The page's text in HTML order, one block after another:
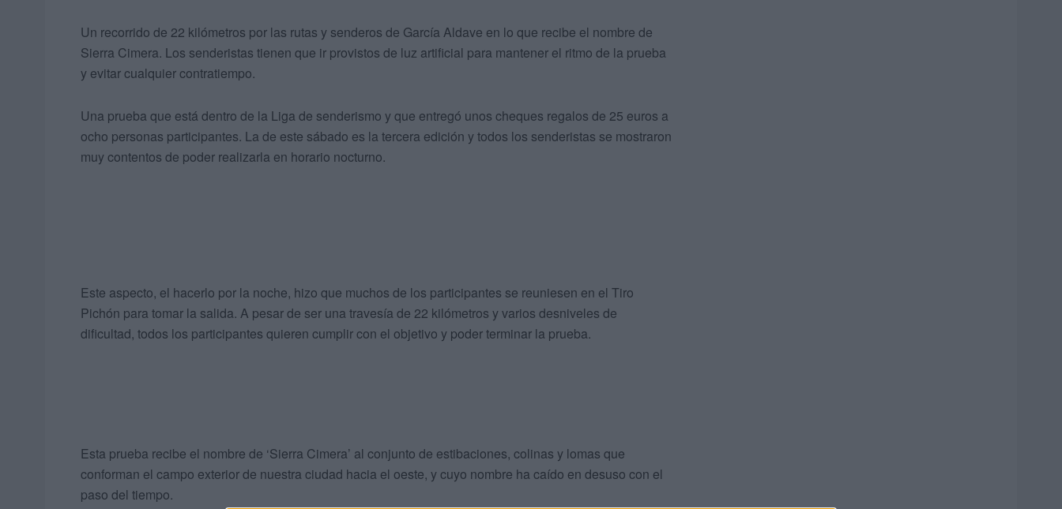
Un recorrido de 22 kilómetros por las rutas y senderos de García Aldave en lo que recibe el nombre de
Sierra Cimera. Los senderistas tienen que ir provistos de luz artificial para mantener el ritmo de la prueba
y evitar cualquier contratiempo.
Una prueba que está dentro de la Liga de senderismo y que entregó unos cheques regalos de 25 euros a
ocho personas participantes. La de este sábado es la tercera edición y todos los senderistas se mostraron
muy contentos de poder realizarla en horario nocturno.
Este aspecto, el hacerlo por la noche, hizo que muchos de los participantes se reuniesen en el Tiro
Pichón para tomar la salida. A pesar de ser una travesía de 22 kilómetros y varios desniveles de
dificultad, todos los participantes quieren cumplir con el objetivo y poder terminar la prueba.
Esta prueba recibe el nombre de ‘Sierra Cimera’ al conjunto de estibaciones, colinas y lomas que
conforman el campo exterior de nuestra ciudad hacia el oeste, y cuyo nombre ha caído en desuso con el
paso del tiempo.